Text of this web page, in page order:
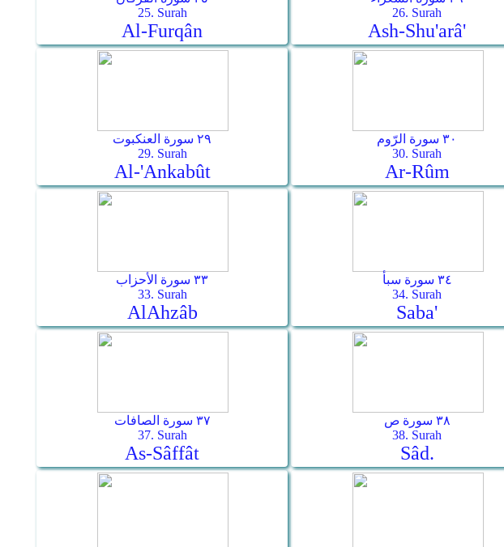
25. Surah
Al-Furqân
26. Surah
Ash-Shu'arâ'
٢٩ سورة العنكبوت
29. Surah
Al-'Ankabût
٣٠ سورة الرّوم
30. Surah
Ar-­Rûm
٣٣ سورة الأحزاب
33. Surah
Al­Ahzâb
٣٤ سورة سبأ
34. Surah
Saba'
٣٧ سورة الصافات
37. Surah
As-Sâffât
٣٨ سورة ص
38. Surah
Sâd.